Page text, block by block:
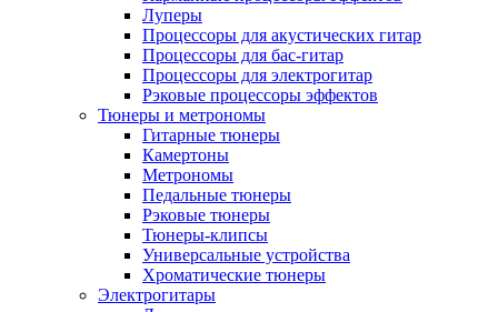
Луперы
Процессоры для акустических гитар
Процессоры для бас-гитар
Процессоры для электрогитар
Рэковые процессоры эффектов
Тюнеры и метрономы
Гитарные тюнеры
Камертоны
Метрономы
Педальные тюнеры
Рэковые тюнеры
Тюнеры-клипсы
Универсальные устройства
Хроматические тюнеры
Электрогитары